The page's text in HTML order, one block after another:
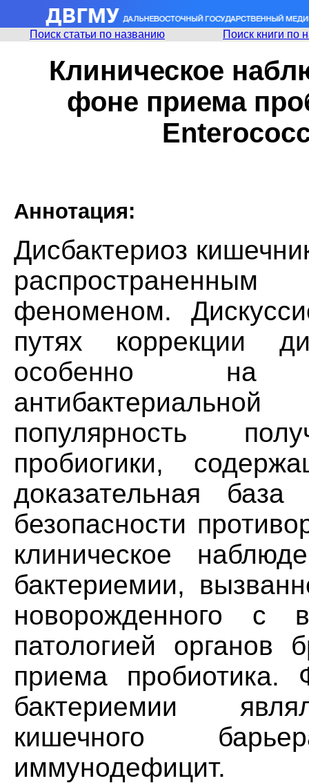
Поиск статьи по названию Поиск книги по
Клиническое
фоне приема
Аннотация:
Дисбактериоз
феноменом.
путях коррекции
особенно на
популярность
пробиогики,
доказательная
безопасности
клиническое
бактериемии,
новорожденного с
патологией
приема пробиотика.
бактериемии
кишечного
иммунодефицит.